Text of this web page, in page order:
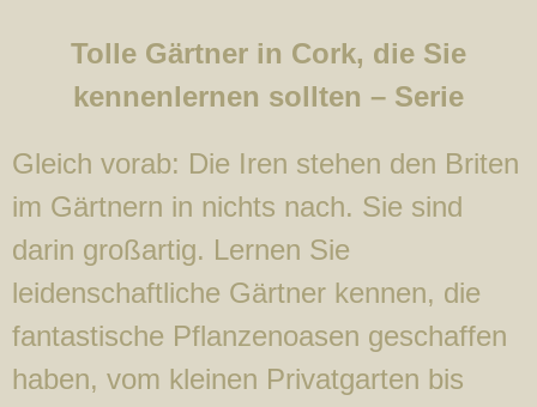
Tolle Gärtner in Cork, die Sie
kennenlernen sollten – Serie
Gleich vorab: Die Iren stehen den Briten
im Gärtnern in nichts nach. Sie sind
darin großartig. Lernen Sie
leidenschaftliche Gärtner kennen, die
fantastische Pflanzenoasen geschaffen
haben, vom kleinen Privatgarten bis